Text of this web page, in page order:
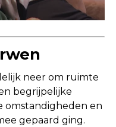
neer om ruimte
begrijpelijke
omstandigheden en
gepaard ging.